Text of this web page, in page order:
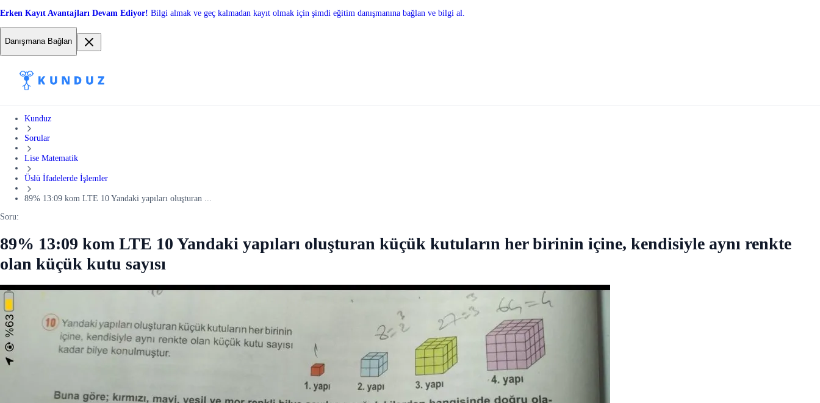
Erken Kayıt Avantajları Devam Ediyor! Bilgi almak ve geç kalmadan kayıt olmak için şimdi eğitim danışmanına bağlan ve bilgi al.
Danışmana Bağlan
Kunduz
Sorular
Lise Matematik
Üslü İfadelerde İşlemler
89% 13:09 kom LTE 10 Yandaki yapıları oluşturan ...
Soru:
89% 13:09 kom LTE 10 Yandaki yapıları oluşturan küçük kutuların her birinin içine, kendisiyle aynı renkte
olan küçük kutu sayısı